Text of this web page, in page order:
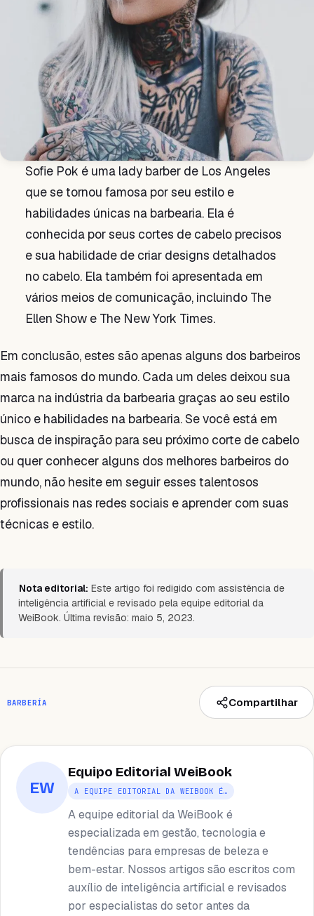
Sofie Pok é uma lady barber de Los Angeles
que se tornou famosa por seu estilo e
habilidades únicas na barbearia. Ela é
conhecida por seus cortes de cabelo precisos
e sua habilidade de criar designs detalhados
no cabelo. Ela também foi apresentada em
vários meios de comunicação, incluindo The
Ellen Show e The New York Times.
Em conclusão, estes são apenas alguns dos barbeiros
mais famosos do mundo. Cada um deles deixou sua
marca na indústria da barbearia graças ao seu estilo
único e habilidades na barbearia. Se você está em
busca de inspiração para seu próximo corte de cabelo
ou quer conhecer alguns dos melhores barbeiros do
mundo, não hesite em seguir esses talentosos
profissionais nas redes sociais e aprender com suas
técnicas e estilo.
Nota editorial: Este artigo foi redigido com assistência de
inteligência artificial e revisado pela equipe editorial da
WeiBook. Última revisão: maio 5, 2023.
BARBERÍA Compartilhar
EW
Equipo Editorial WeiBook
A EQUIPE EDITORIAL DA WEIBOOK É…
A equipe editorial da WeiBook é
especializada em gestão, tecnologia e
tendências para empresas de beleza e
bem-estar. Nossos artigos são escritos com
auxílio de inteligência artificial e revisados ​​
por especialistas do setor antes da